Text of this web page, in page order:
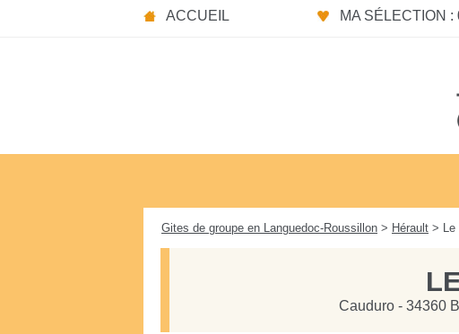
ACCUEIL MA SÉLECTION :
Gites de groupe en Languedoc-Roussillon > Hérault > Le
Cauduro - 34360
Panneau de gestion des cookies